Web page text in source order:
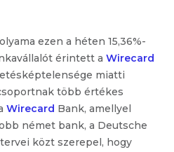
ezen a héten 15,36%-
érintett a Wirecard
miatti
több értékes
Wirecard Bank, amellyel
német bank, a Deutsche
közt szerepel, hogy